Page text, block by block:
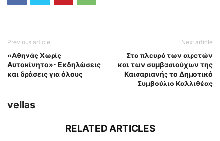
Previous article
«Αθηνάς Χωρίς
Αυτοκίνητο»- Εκδηλώσεις
και δράσεις για όλους
Next article
Στο πλευρό των αιρετών
και των συμβασιούχων της
Καισαριανής το Δημοτικό
Συμβούλιο Καλλιθέας
vellas
RELATED ARTICLES